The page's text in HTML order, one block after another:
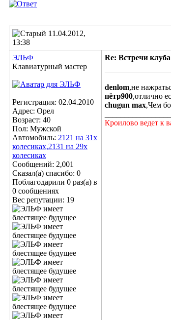
11.04.2012,
13:38
ЭЛЬФ
Клавиатурный мастер
Регистрация: 02.04.2010
Адрес: Орел
Возраст: 40
Пол: Мужской
Автомобиль: 2121 на 31х
колесиках,2131 на 29х
колесиках
Сообщений: 2,001
Сказал(а) спасибо: 0
Поблагодарили 0 раз(а) в
0 сообщениях
Вес репутации: 19
Re: Встречи клуба
denlom,не
пётр900,отлично
chugun max,Чем
Кроилово ведет к